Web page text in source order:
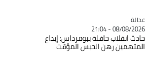
Catégorie
عدالة
08/08/2026 - 21:04
حادث انقلاب حافلة ببومرداس: إيداع
المتهمين رهن الحبس المؤقت